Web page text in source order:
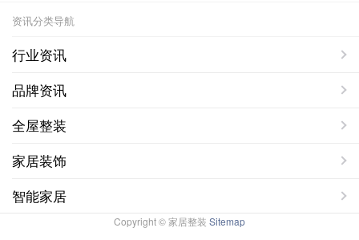
资讯分类导航
行业资讯
品牌资讯
全屋整装
家居装饰
智能家居
Copyright © 家居整装 Sitemap